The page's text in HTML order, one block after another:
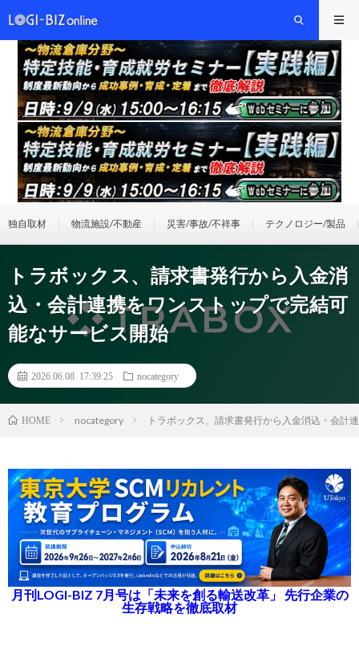
独自取材 物流施設/不動産 災害/事故/不祥事 テクノロジー/製品
トラボックス、請求書発行から入金消
込・会計連携をワンストップで完結可
能なサービス開始
2026.06.08 17:39:25 nocategory
HOME nocategory トラボックス、請求書発行から入金消込・会計
月刊LOGI-BIZ 7月号は「未来を創る輸送改革」 先行企業の
生存戦略を徹底取材